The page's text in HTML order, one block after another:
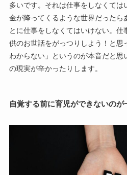
多いです。それは仕事をしなくては
金が降ってくるような世界だったら
とに仕事をしなくてはいけない。
供のお世話をがっつりしよう！と思
わからない」というのが本音だと思
の現実が辛かったりします。
自覚する前に育児ができないのが